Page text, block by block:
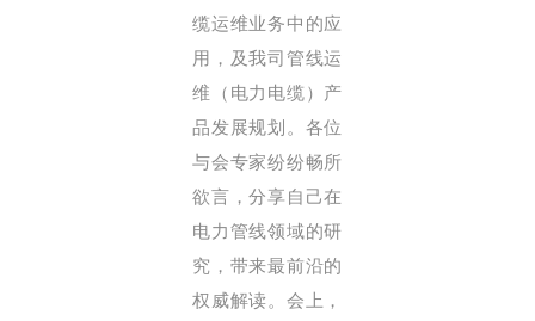
缆运维业务中的应
用，及我司管线运
维（电力电缆）产
品发展规划。各位
与会专家纷纷畅所
欲言，分享自己在
电力管线领域的研
究，带来最前沿的
权威解读。会上，